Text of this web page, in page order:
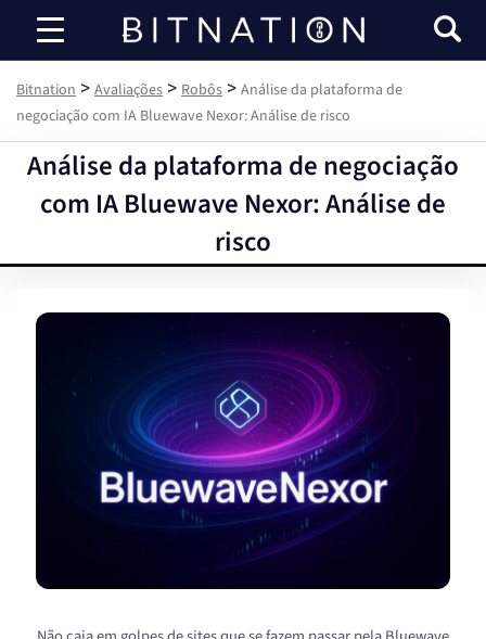
Bitnation
Bitnation > Avaliações > Robôs > Análise da plataforma de
negociação com IA Bluewave Nexor: Análise de risco
Análise da plataforma de negociação
com IA Bluewave Nexor: Análise de
risco